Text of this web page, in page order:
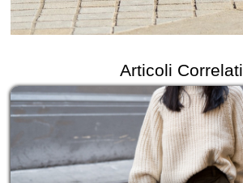
Articoli Correlati